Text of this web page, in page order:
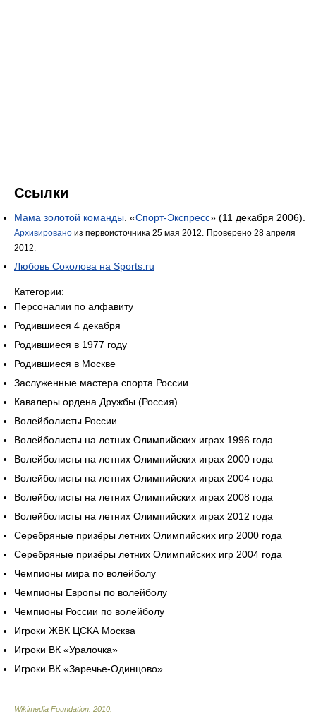
Ссылки
Мама золотой команды. «Спорт-Экспресс» (11 декабря 2006).
Архивировано из первоисточника 25 мая 2012.
Проверено 28 апреля
2012.
Любовь Соколова на Sports.ru
Категории:
Персоналии по алфавиту
Родившиеся 4 декабря
Родившиеся в 1977 году
Родившиеся в Москве
Заслуженные мастера спорта России
Кавалеры ордена Дружбы (Россия)
Волейболисты России
Волейболисты на летних Олимпийских играх 1996 года
Волейболисты на летних Олимпийских играх 2000 года
Волейболисты на летних Олимпийских играх 2004 года
Волейболисты на летних Олимпийских играх 2008 года
Волейболисты на летних Олимпийских играх 2012 года
Серебряные призёры летних Олимпийских игр 2000 года
Серебряные призёры летних Олимпийских игр 2004 года
Чемпионы мира по волейболу
Чемпионы Европы по волейболу
Чемпионы России по волейболу
Игроки ЖВК ЦСКА Москва
Игроки ВК «Уралочка»
Игроки ВК «Заречье-Одинцово»
Wikimedia Foundation 2010